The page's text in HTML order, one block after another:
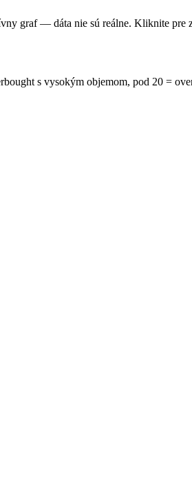
graf — dáta nie sú reálne. Kliknite pre
s vysokým objemom, pod 20 =